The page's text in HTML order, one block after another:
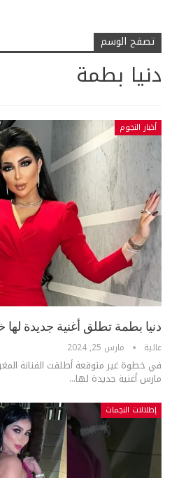
تصفح الوسم
دنيا بطمة
أخبار النجوم
دنيا بطمة تطلق أغنية جديدة
عالية مارس 25, 2024
مارس أغنية جديدة لها...
إطلالات النجمات